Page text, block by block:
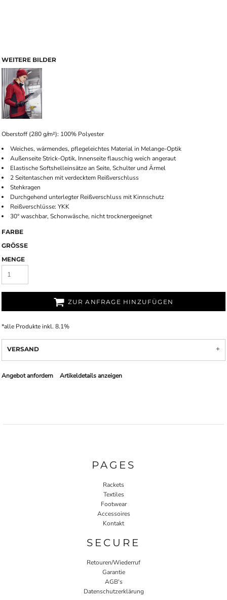
WEITERE BILDER
Oberstoff (280 g/m²): 100% Polyester
Weiches, wärmendes, pflegeleichtes Material in Melange-Optik
Außenseite Strick-Optik, Innenseite flauschig weich angeraut
Elastische Softshelleinsätze an Seite, Schulter und Ärmel
2 Seitentaschen mit verdecktem Reißverschluss
Stehkragen
Durchgehend unterlegter Reißverschluss mit Kinnschutz
Reißverschlüsse: YKK
30° waschbar, Schonwäsche, nicht trocknergeeignet
FARBE
GRÖSSE
MENGE
ZUR ANFRAGE HINZUFÜGEN
*alle Produkte inkl. 8.1%
VERSAND
Angebot anfordern Artikeldetails anzeigen
PAGES
Rackets
Textiles
Footwear
Accessoires
Kontakt
SECURE
Retouren/Wiederruf
Garantie
AGB's
Datenschutzerklärung